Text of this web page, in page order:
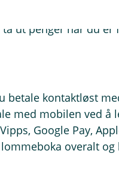
ta egne gebyrer.
ut penger når du er
betale kontaktløst
med mobilen ved å
Google Pay,
overalt